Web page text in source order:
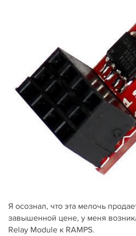
Я осознал, что эта мелочь
завышенной цене, у меня
Relay Module к RAMPS.